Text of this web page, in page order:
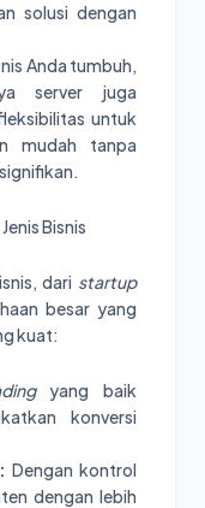
solusi dengan
Anda tumbuh,
server juga
untuk
mudah tanpa
Bisnis
dari startup
besar yang
kuat:
yang baik
konversi
Dengan kontrol
dengan lebih